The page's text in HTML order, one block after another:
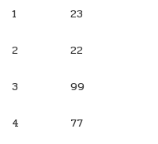
1 23
2 22
3 99
4 77